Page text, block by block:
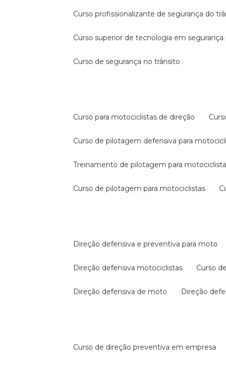
curso profissionalizante de segurança do
curso superior de tecnologia em
curso de segurança no trânsito
curso para motociclistas de direção
curso de pilotagem defensiva para
treinamento de pilotagem para
curso de pilotagem para motociclistas
direção defensiva e preventiva para moto
direção defensiva motociclistas curso
direção defensiva de moto direção
curso de direção preventiva em empresa